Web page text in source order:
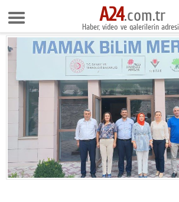
9 Ağustos 2026 10:18:57
Anasayfa
Foto Galeri
Gazeteler
Video Galeri
Gündem
Ekonomi
Yaşam
A24.com.tr
Haber, video ve galerilerin adresi...